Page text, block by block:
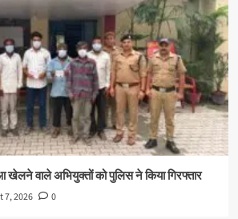
वाले अभियुक्तों को पुलिस ने किया गिरफ्तार
7, 2026 0